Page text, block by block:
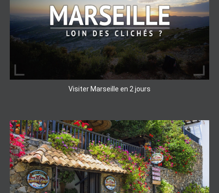
Visiter Marseille en 2 jours